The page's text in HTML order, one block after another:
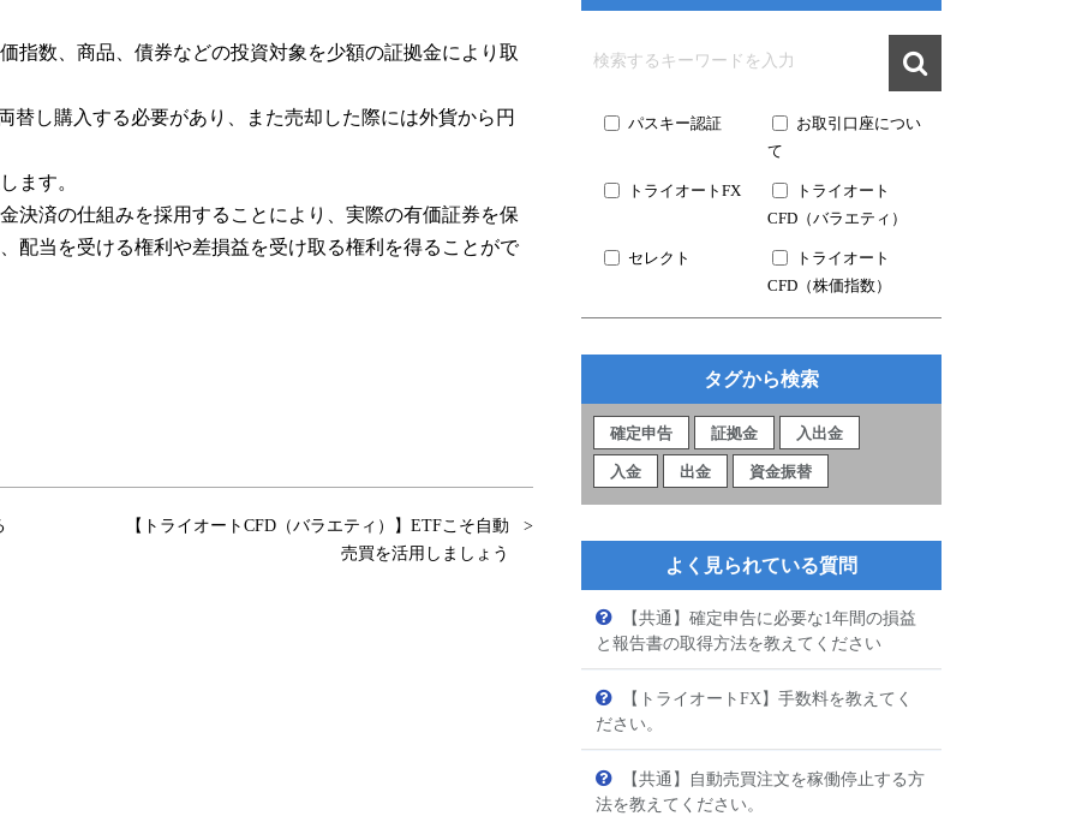
指数、商品、債券などの投資対象を少額の証拠金により取
替し購入する必要があり、また売却した際には外貨から円
ます。
決済の仕組みを採用することにより、実際の有価証券を保
配当を受ける権利や差損益を受け取る権利を得ることがで
【トライオートCFD（バラエティ）】ETFこそ自動
売買を活用しましょう

パスキー認証
お取引口座につい
て
トライオートFX
トライオート
CFD（バラエティ）
セレクト
トライオート
CFD（株価指数）
タグから検索
確定申告 証拠金 入出金
入金 出金 資金振替
よく見られている質問
【共通】確定申告に必要な1年間の損益
と報告書の取得方法を教えてください
【トライオートFX】手数料を教えてく
ださい。
【共通】自動売買注文を稼働停止する方
法を教えてください。